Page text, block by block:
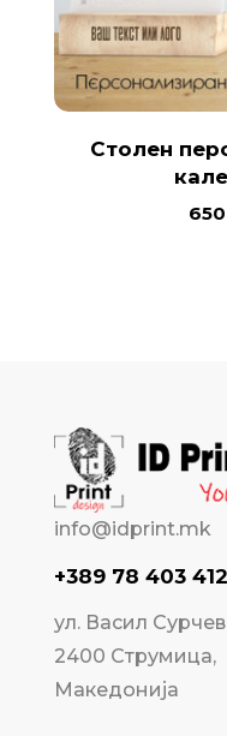
Столен
650
info@idprint.mk
+389 78 403 412
ул. Васил
2400 Струмица,
Македонија